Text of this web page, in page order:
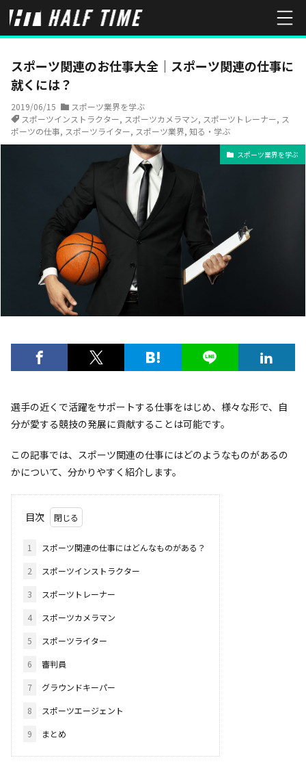
HOME スポーツ業界を学ぶ スポーツ関連のお仕事大全｜スポーツ
スポーツ関連のお仕事大全｜スポーツ関連の仕事に
就くには？
2019/06/15
スポーツ業界を学ぶ
スポーツインストラクター, スポーツカメラマン, スポーツトレーナー, ス
ポーツの仕事, スポーツライター, スポーツ業界, 知る・学ぶ
スポーツ業界を学ぶ
選手の近くで活躍をサポートする仕事をはじめ、様々な形で、自
分が愛する競技の発展に貢献することは可能です。
この記事では、スポーツ関連の仕事にはどのようなものがあるの
かについて、分かりやすく紹介します。
目次
1
スポーツ関連の仕事にはどんなものがある？
2
スポーツインストラクター
3
スポーツトレーナー
4
スポーツカメラマン
5
スポーツライター
6
審判員
7
グラウンドキーパー
8
スポーツエージェント
9
まとめ